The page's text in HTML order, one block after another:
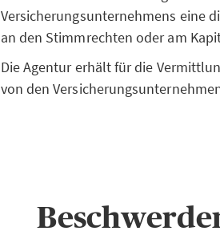
Versicherungsunternehmens eine
an den Stimmrechten oder am
Die Agentur erhält für die
von den